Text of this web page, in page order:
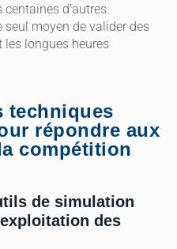
d’autres
moyen de valider des
longues heures
techniques
répondre aux
compétition
de simulation
des